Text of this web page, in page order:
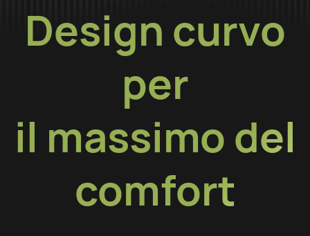
Design curvo
per
il massimo del
comfort